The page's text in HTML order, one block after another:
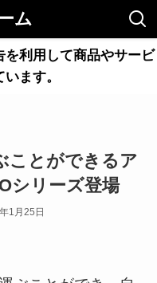
ム
利用して商品やサービ
ます。
ことができるア
シリーズ登場
1月25日